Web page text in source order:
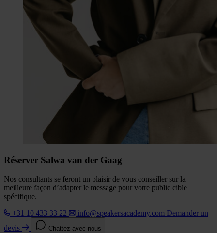
Réserver Salwa van der Gaag
Nos consultants se feront un plaisir de vous conseiller sur la
meilleure façon d’adapter le message pour votre public cible
spécifique.
+31 10 433 33 22
info@speakersacademy.com Demander un
devis
Chattez avec nous